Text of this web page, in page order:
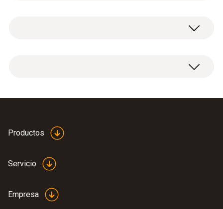
-50 hasta +140 ºC
Material de la carcasa / del producto
Productos
Servicio
Empresa